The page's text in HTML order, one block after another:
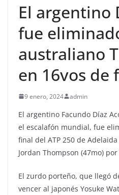
El argentino
fue
australiano
en 16vos de
9 enero, 2024 admin
El argentino Facundo Díaz
el escalafón mundial, fue
final del ATP 250 de
Jordan Thompson (47mo) por
El zurdo porteño, que llegó
vencer al japonés Yosuke